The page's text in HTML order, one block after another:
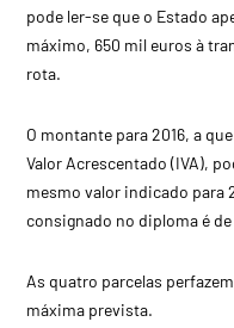
pode ler-se que o Estado
máximo, 650 mil euros à
rota.
O montante para 2016, a
Valor Acrescentado (IVA),
mesmo valor indicado para
consignado no diploma é
As quatro parcelas
máxima prevista.